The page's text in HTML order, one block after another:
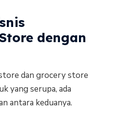
dengan
dan grocery store
yang serupa, ada
antara keduanya.